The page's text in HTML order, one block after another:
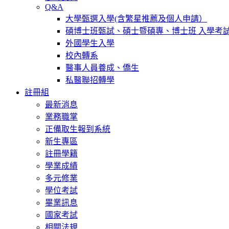
Q&A
大學甄選入學(含繁星推薦及個人申請）
碩博士班甄試、碩士暨碩專、博士班 入學考
外國學生入學
校內轉系
醫事人員養成、僑生
私醫聯招轉學
註冊組
最新消息
業務職掌
正備取生報到系統
新生專區
註冊學籍
學業成績
多元修業
學位考試
畢業訊息
國家考試
相關法規